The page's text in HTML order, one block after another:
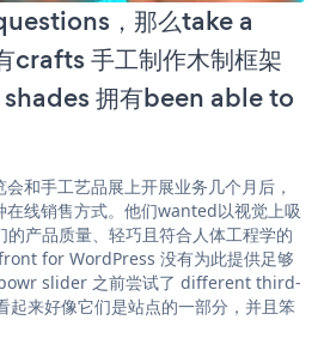
，那么take a
crafts 手工制作木制框架
shades 拥有been able to
和手工艺品展上开展业务几个月后，
线销售方式。他们wanted以视觉上吸
的产品质量、轻巧且符合人体工程学的
for WordPress 没有为此提供足够
slider 之前尝试了 different third-
来好像它们是站点的一部分，并且笨